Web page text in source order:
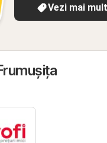
Vezi mai mult